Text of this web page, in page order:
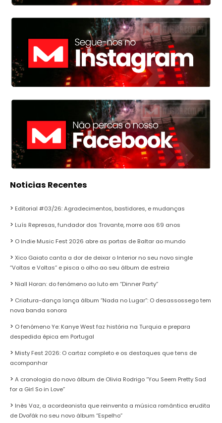
Noticias Recentes
Editorial #03/26: Agradecimentos, bastidores, e mudanças
Luís Represas, fundador dos Trovante, morre aos 69 anos
O Indie Music Fest 2026 abre as portas de Baltar ao mundo
Xico Gaiato canta a dor de deixar o Interior no seu novo single
“Voltas e Voltas” e pisca o olho ao seu álbum de estreia
Niall Horan: do fenómeno ao luto em “Dinner Party”
Criatura-dança lança álbum “Nada no Lugar”: O desassossego tem
nova banda sonora
O fenómeno Ye: Kanye West faz história na Turquia e prepara
despedida épica em Portugal
Misty Fest 2026: O cartaz completo e os destaques que tens de
acompanhar
A cronologia do novo álbum de Olivia Rodrigo “You Seem Pretty Sad
for a Girl So in Love”
Inês Vaz, a acordeonista que reinventa a música romântica erudita
de Dvořák no seu novo álbum “Espelho”